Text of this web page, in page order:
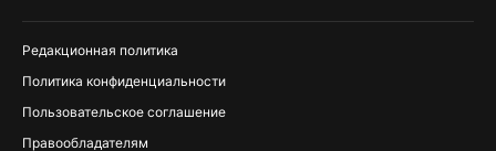
Редакционная политика
Политика конфиденциальности
Пользовательское соглашение
Правообладателям